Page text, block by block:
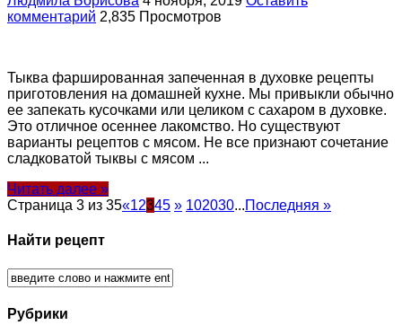
комментарий 2,835 Просмотров
Тыква фаршированная запеченная в духовке рецепты
приготовления на домашней кухне. Мы привыкли обычно
ее запекать кусочками или целиком с сахаром в духовке.
Это отличное осеннее лакомство. Но существуют
варианты рецептов с мясом. Не все признают сочетание
сладковатой тыквы с мясом ...
Читать далее »
Страница 3 из 35«12345 » 102030...Последняя »
Найти рецепт
Рубрики